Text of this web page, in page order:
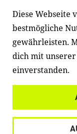
Newsletter
Facebook
Diese Webseite
bestmögliche
gewährleisten.
dich mit unserer
einverstanden.